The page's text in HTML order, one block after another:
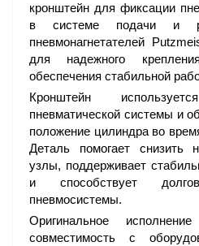
кронштейн для фиксации
в системе подачи и
пневмонагнетателей
для надежного
обеспечения стабильной
Кронштейн
пневматической системы и
положение цилиндра во
Деталь помогает снизить
узлы, поддерживает
и способствует
пневмосистемы.
Оригинальное
совместимость с